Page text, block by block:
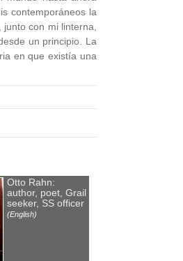
contemporáneos la
junto con mi linterna,
un principio. La
en que existía una
Otto Rahn:
author, poet, Grail
seeker, SS officer
(English)